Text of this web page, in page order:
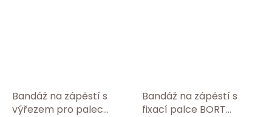
Bandáž na zápěstí s
výřezem pro palec
Bandáž na zápěstí s
fixací palce BORT